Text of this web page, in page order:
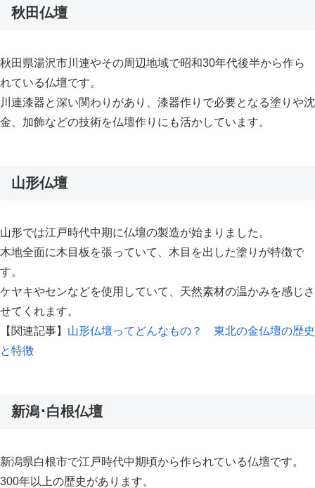
秋田仏壇
秋田県湯沢市川連やその周辺地域で昭和30年代後半から作ら
れている仏壇です。
川連漆器と深い関わりがあり、漆器作りで必要となる塗りや沈
金、加飾などの技術を仏壇作りにも活かしています。
山形仏壇
山形では江戸時代中期に仏壇の製造が始まりました。
木地全面に木目板を張っていて、木目を出した塗りが特徴で
す。
ケヤキやセンなどを使用していて、天然素材の温かみを感じさ
せてくれます。
【関連記事】 山形仏壇ってどんなもの？ 東北の金仏壇の歴史
と特徴
新潟･白根仏壇
新潟県白根市で江戸時代中期頃から作られている仏壇です。
300年以上の歴史があります。